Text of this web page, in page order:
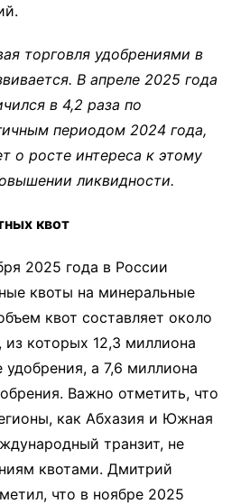
торговля удобрениями в
В апреле 2025 года
в 4,2 раза по
периодом 2024 года,
о росте интереса к этому
ликвидности.
квот
2025 года в России
квоты на минеральные
квот составляет около
которых 12,3 миллиона
а 7,6 миллиона
Важно отметить, что
как Абхазия и Южная
транзит, не
квотами. Дмитрий
что в ноябре 2025